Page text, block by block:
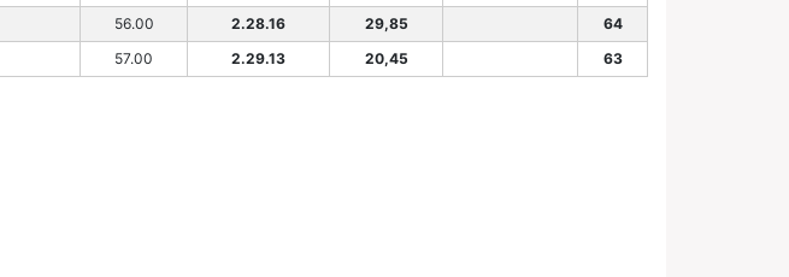
56.00 2.28.16 29,85
64
57.00 2.29.13 20,45 63